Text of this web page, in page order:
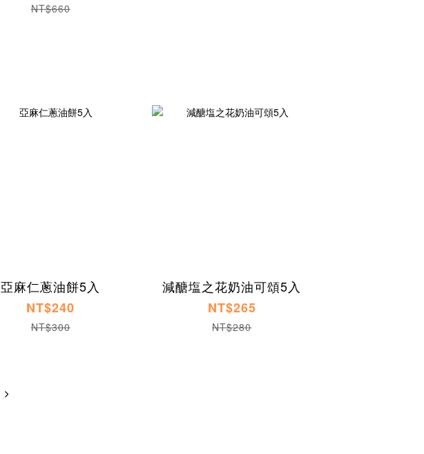
NT$660
亞麻仁蔥油餅5入
NT$240
NT$300
減醣塩之花奶油可頌5入
NT$265
NT$280